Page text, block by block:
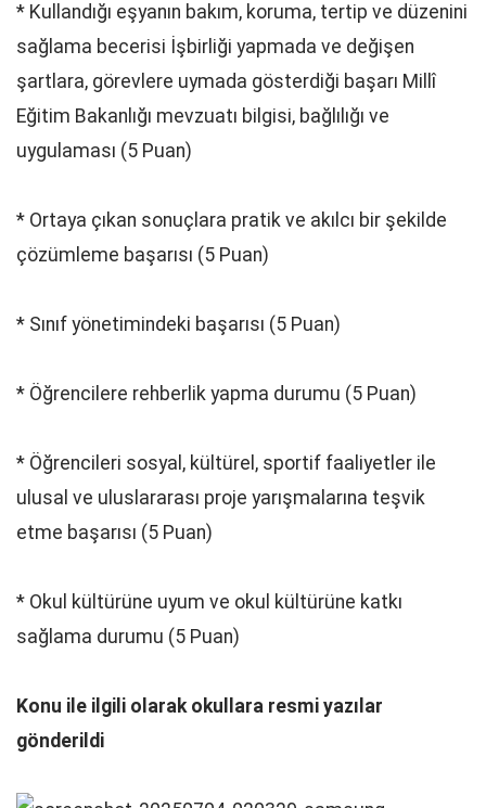
* Kullandığı eşyanın bakım, koruma, tertip ve düzenini
sağlama becerisi İşbirliği yapmada ve değişen
şartlara, görevlere uymada gösterdiği başarı Millî
Eğitim Bakanlığı mevzuatı bilgisi, bağlılığı ve
uygulaması (5 Puan)
* Ortaya çıkan sonuçlara pratik ve akılcı bir şekilde
çözümleme başarısı (5 Puan)
* Sınıf yönetimindeki başarısı (5 Puan)
* Öğrencilere rehberlik yapma durumu (5 Puan)
* Öğrencileri sosyal, kültürel, sportif faaliyetler ile
ulusal ve uluslararası proje yarışmalarına teşvik
etme başarısı (5 Puan)
* Okul kültürüne uyum ve okul kültürüne katkı
sağlama durumu (5 Puan)
Konu ile ilgili olarak okullara resmi yazılar
gönderildi